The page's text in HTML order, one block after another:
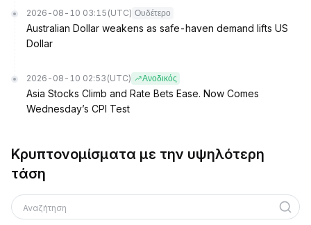
2026-08-10 03:15 (UTC) Ουδέτερο
Australian Dollar weakens as safe-haven demand lifts US
Dollar
2026-08-10 02:53 (UTC) Ανοδικός
Asia Stocks Climb and Rate Bets Ease. Now Comes
Wednesday’s CPI Test
Κρυπτονομίσματα με την υψηλότερη
τάση
Αναζήτηση